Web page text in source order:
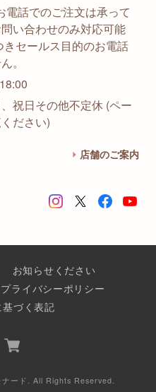
電話でのご注文は承って
い合わせのみ対応可能
きセールス目的のお電話
。
祝日その他不定休 (ペー
ださい)
店舗のご案内
お知らせください
プライバシーポリシー
づく表記
ード. All Rights Reserved.